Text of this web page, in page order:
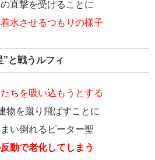
直撃を受けることに
水させるつもりの様子
と戦うルフィ
ちを吸い込もうとする
物を蹴り飛ばすことに
い倒れるピーター聖
動で老化してしまう